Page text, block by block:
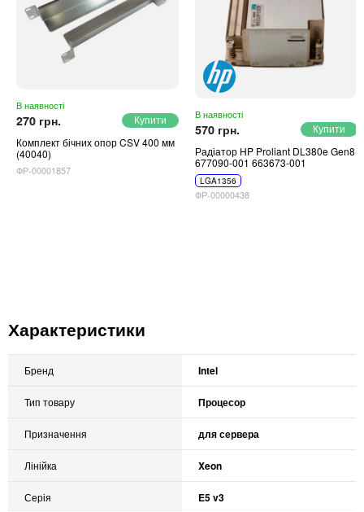
В наявності
270 грн.
Комплект бічних опор CSV 400 мм
(40040)
ФР-00001857
В наявності
570 грн.
Радіатор HP Proliant DL380e Gen8
677090-001 663673-001
LGA1356
ФР-00000438
Характеристики
Бренд Intel
Тип товару Процесор
Призначення для сервера
Лінійка Xeon
Серія E5 v3